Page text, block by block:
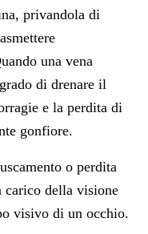
privandola di
una vena
di drenare il
e la perdita di
gonfiore.
o perdita
della visione
visivo di un occhio.